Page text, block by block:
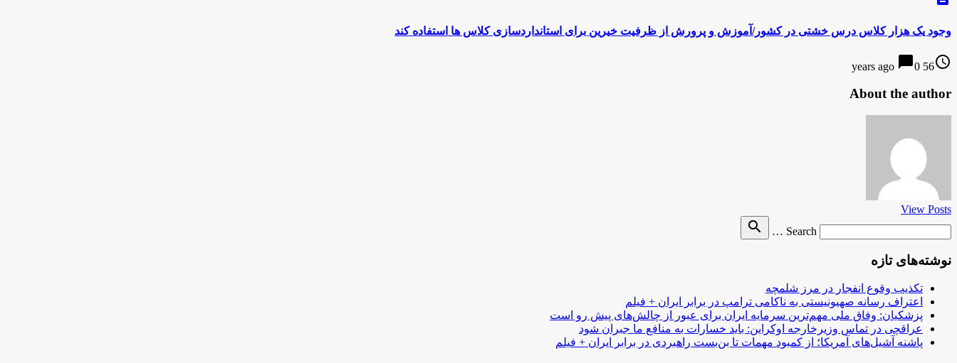
وجود یک هزار کلاس درس خشتی در کشور/آموزش و پرورش از ظرفیت خیرین برای استانداردسازی کلاس ها استفاده کند
access_time
56 years ago
chat_bubble0
About the author
View Posts
Search …
search
نوشته‌های تازه
تکذیب وقوع انفجار در مرز شلمچه
اعتراف رسانه صهیونیستی به ناکامی ترامپ در برابر ایران + فیلم
پزشکیان: وفاق ملی مهم‌ترین سرمایه ایران برای عبور از چالش‌های پیش رو است
عراقچی در تماس وزیرخارجه اوکراین: باید خسارات به منافع ما جبران شود
پاشنه آشیل‌های آمریکا؛ از کمبود مهمات تا بن‌بست راهبردی در برابر ایران + فیلم